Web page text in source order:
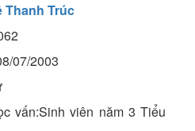
Thanh Trúc
07/2003
vấn:Sinh viên năm 3 Tiểu